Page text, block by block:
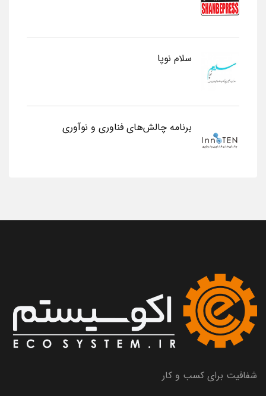
سلام نوپا
برنامه چالش‌های فناوری و نوآوری
شفافیت برای کسب و کار